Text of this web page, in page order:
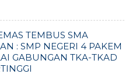
TEMBUS SMA
: SMP NEGERI 4 PAKEM
GABUNGAN TKA-TKAD